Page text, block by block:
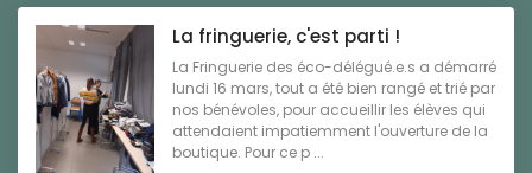
La fringuerie, c'est parti !
La Fringuerie des éco-délégué.e.s a démarré
lundi 16 mars, tout a été bien rangé et trié par
nos bénévoles, pour accueillir les élèves qui
attendaient impatiemment l'ouverture de la
boutique. Pour ce p ...